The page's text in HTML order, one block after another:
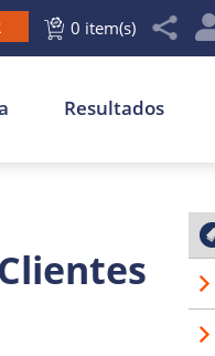
0 item(s)
Resultados